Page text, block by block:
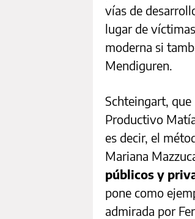
vías de
lugar de
moderna si
Mendiguren.
Schteingart,
Productivo
es decir, el
Mariana
públicos y
pone como
admirada por